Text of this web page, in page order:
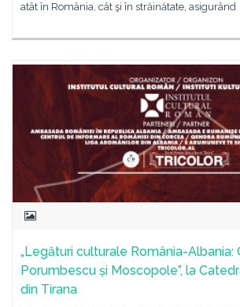
atât în România, cât şi în străinătate, asigurând
„Legături culturale România-Albania:
Porumbescu și Moscopole”, la
din Tirana